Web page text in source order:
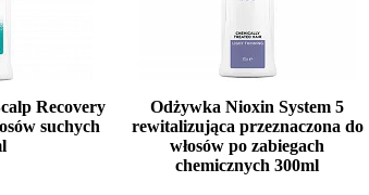
Recovery
suchych
Odżywka Nioxin System 5
rewitalizująca przeznaczona do
włosów po zabiegach
chemicznych 300ml